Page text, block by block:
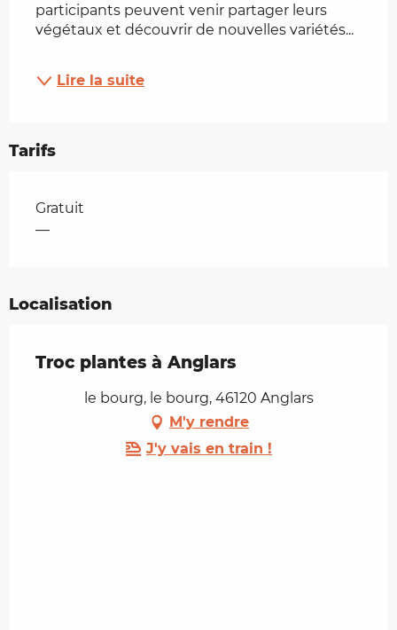
participants peuvent venir partager leurs
végétaux et découvrir de nouvelles variétés...
Lire la suite
Tarifs
Tarifs 2026
Gratuit
—
Localisation
Troc plantes à Anglars
le bourg, le bourg, 46120 Anglars
M'y rendre
J'y vais en train !